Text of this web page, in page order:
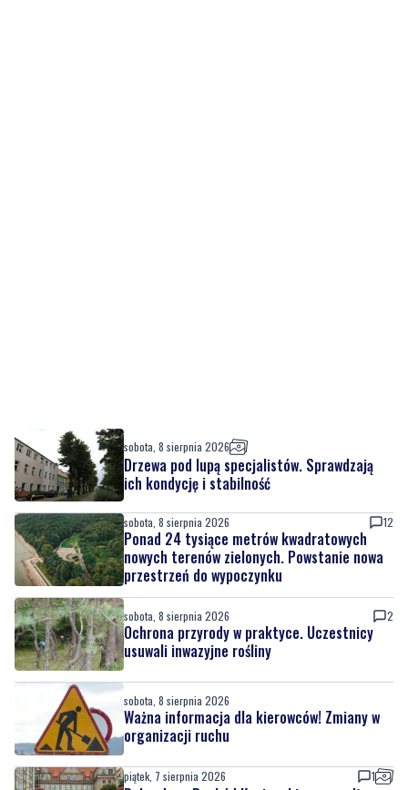
sobota, 8 sierpnia 2026
Drzewa pod lupą specjalistów. Sprawdzają
ich kondycję i stabilność
sobota, 8 sierpnia 2026 12
Ponad 24 tysiące metrów kwadratowych
nowych terenów zielonych. Powstanie nowa
przestrzeń do wypoczynku
sobota, 8 sierpnia 2026 2
Ochrona przyrody w praktyce. Uczestnicy
usuwali inwazyjne rośliny
sobota, 8 sierpnia 2026
Ważna informacja dla kierowców! Zmiany w
organizacji ruchu
piątek, 7 sierpnia 2026 1